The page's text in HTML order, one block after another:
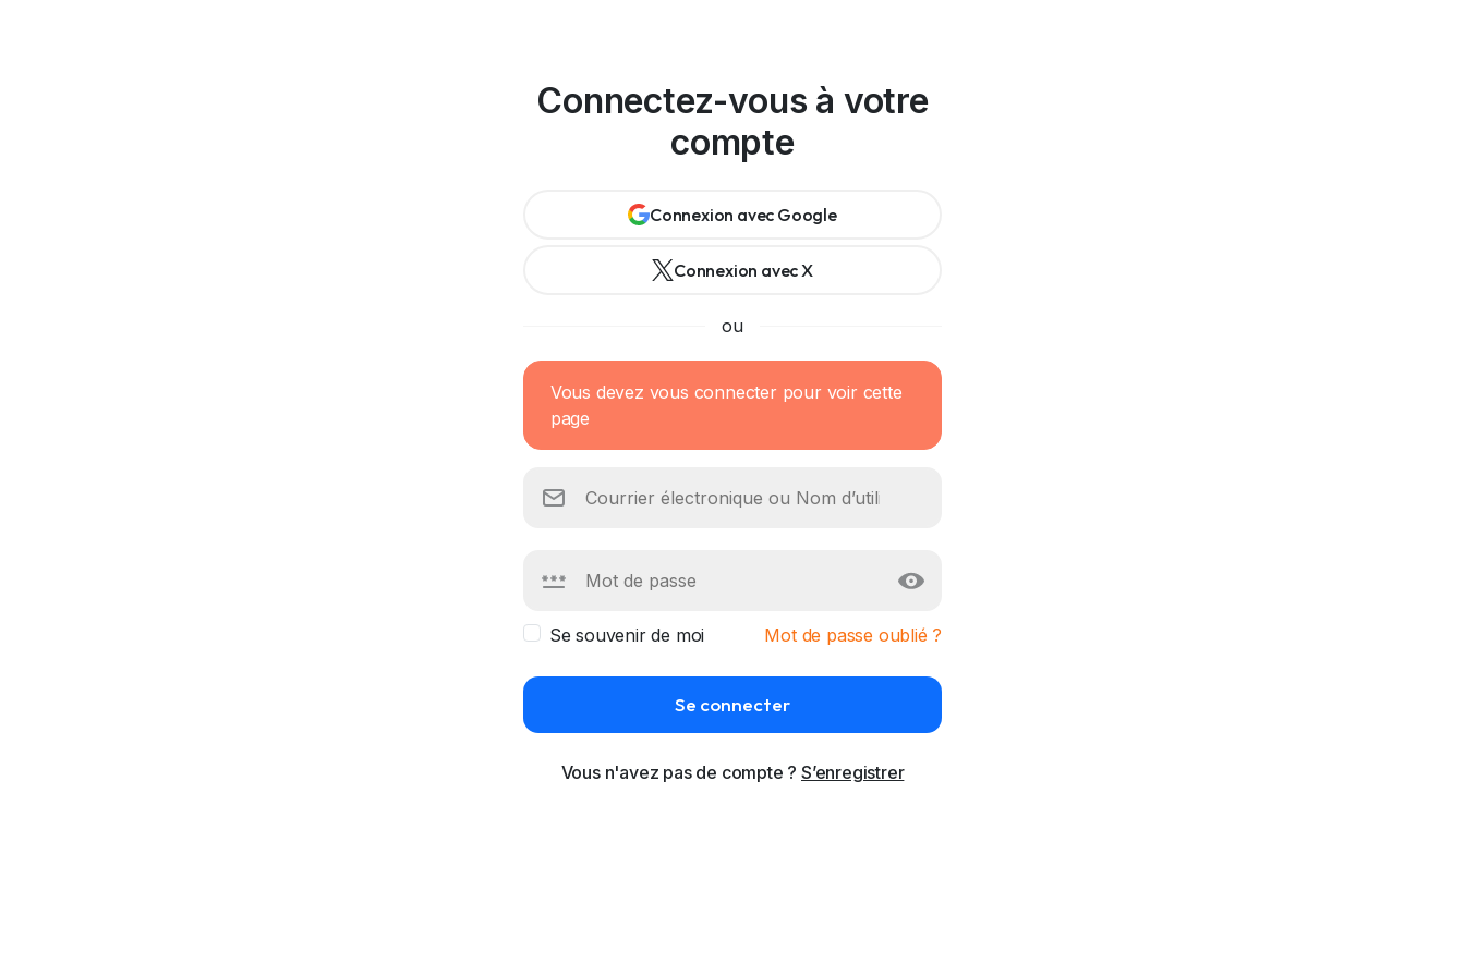
Connectez-vous à votre
compte
Connexion avec Google
Connexion avec X
ou
Vous devez vous connecter pour voir cette
page
Se souvenir de moi Mot de passe oublié ?
Se connecter
Vous n'avez pas de compte ? S’enregistrer